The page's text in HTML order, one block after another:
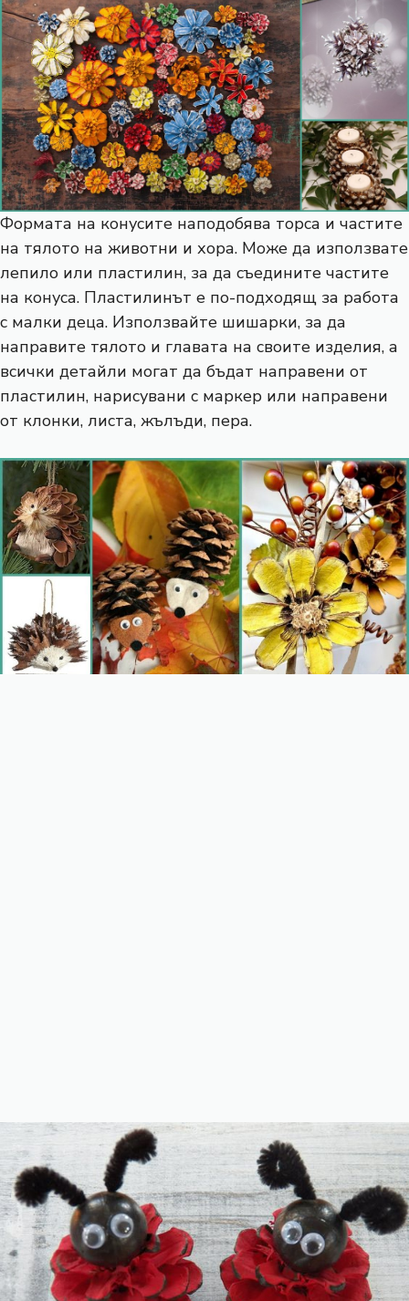
Формата на конусите наподобява торса и частите
на тялото на животни и хора. Може да използвате
лепило или пластилин, за да съедините частите
на конуса. Пластилинът е по-подходящ за работа
с малки деца. Използвайте шишарки, за да
направите тялото и главата на своите изделия, а
всички детайли могат да бъдат направени от
пластилин, нарисувани с маркер или направени
от клонки, листа, жълъди, пера.